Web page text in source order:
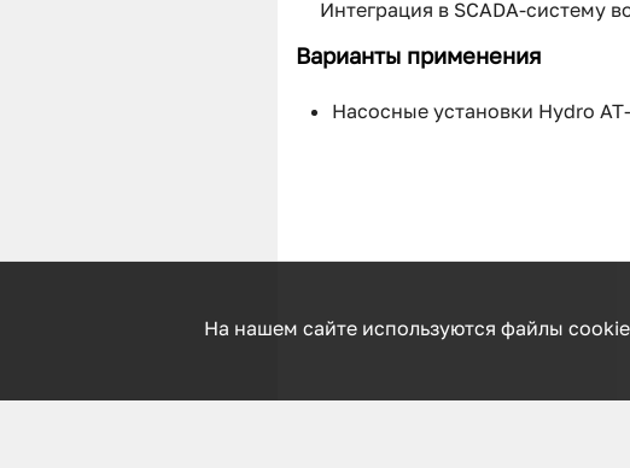
Интеграция в SCADA-систему
Варианты применения
Насосные установки Hydro
На нашем сайте используются файлы